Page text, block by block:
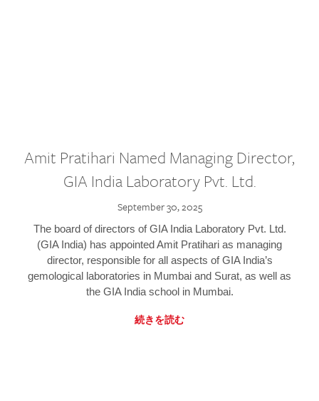
Amit Pratihari Named Managing Director,
GIA India Laboratory Pvt. Ltd.
September 30, 2025
The board of directors of GIA India Laboratory Pvt. Ltd.
(GIA India) has appointed Amit Pratihari as managing
director, responsible for all aspects of GIA India’s
gemological laboratories in Mumbai and Surat, as well as
the GIA India school in Mumbai.
続きを読む